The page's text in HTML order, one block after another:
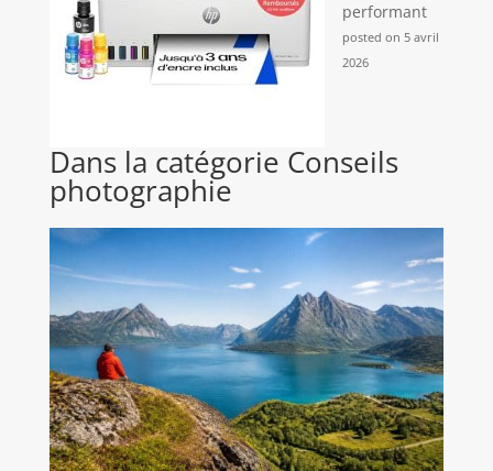
performant
posted on 5 avril
2026
Dans la catégorie Conseils
photographie